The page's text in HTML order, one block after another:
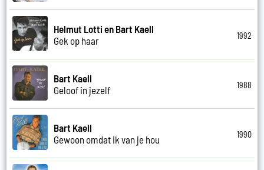
Helmut Lotti en Bart Kaell
Gek op haar
1992
Bart Kaell
Geloof in jezelf
1988
Bart Kaell
Gewoon omdat ik van je hou
1990